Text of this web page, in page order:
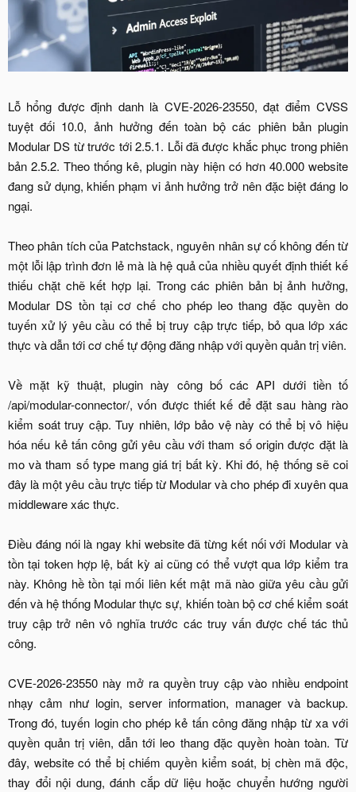
Lỗ hổng được định danh là CVE-2026-23550, đạt điểm CVSS
tuyệt đối 10.0, ảnh hưởng đến toàn bộ các phiên bản plugin
Modular DS từ trước tới 2.5.1. Lỗi đã được khắc phục trong phiên
bản 2.5.2. Theo thống kê, plugin này hiện có hơn 40.000 website
đang sử dụng, khiến phạm vi ảnh hưởng trở nên đặc biệt đáng lo
ngại.
Theo phân tích của Patchstack, nguyên nhân sự cố không đến từ
một lỗi lập trình đơn lẻ mà là hệ quả của nhiều quyết định thiết kế
thiếu chặt chẽ kết hợp lại. Trong các phiên bản bị ảnh hưởng,
Modular DS tồn tại cơ chế cho phép leo thang đặc quyền do
tuyến xử lý yêu cầu có thể bị truy cập trực tiếp, bỏ qua lớp xác
thực và dẫn tới cơ chế tự động đăng nhập với quyền quản trị viên.
Về mặt kỹ thuật, plugin này công bố các API dưới tiền tố
/api/modular-connector/, vốn được thiết kế để đặt sau hàng rào
kiểm soát truy cập. Tuy nhiên, lớp bảo vệ này có thể bị vô hiệu
hóa nếu kẻ tấn công gửi yêu cầu với tham số origin được đặt là
mo và tham số type mang giá trị bất kỳ. Khi đó, hệ thống sẽ coi
đây là một yêu cầu trực tiếp từ Modular và cho phép đi xuyên qua
middleware xác thực.
Điều đáng nói là ngay khi website đã từng kết nối với Modular và
tồn tại token hợp lệ, bất kỳ ai cũng có thể vượt qua lớp kiểm tra
này. Không hề tồn tại mối liên kết mật mã nào giữa yêu cầu gửi
đến và hệ thống Modular thực sự, khiến toàn bộ cơ chế kiểm soát
truy cập trở nên vô nghĩa trước các truy vấn được chế tác thủ
công.
CVE-2026-23550 này mở ra quyền truy cập vào nhiều endpoint
nhạy cảm như login, server information, manager và backup.
Trong đó, tuyến login cho phép kẻ tấn công đăng nhập từ xa với
quyền quản trị viên, dẫn tới leo thang đặc quyền hoàn toàn. Từ
đây, website có thể bị chiếm quyền kiểm soát, bị chèn mã độc,
thay đổi nội dung, đánh cắp dữ liệu hoặc chuyển hướng người